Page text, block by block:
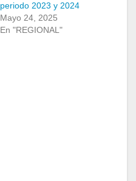
periodo 2023 y 2024
Mayo 24, 2025
En "REGIONAL"